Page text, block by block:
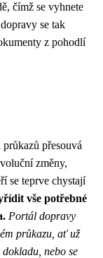
čímž se vyhnete
se tak
z pohodlí
přesouvá
změny,
se teprve chystají
vše potřebné
Portál dopravy
průkazu, ať už
nebo se